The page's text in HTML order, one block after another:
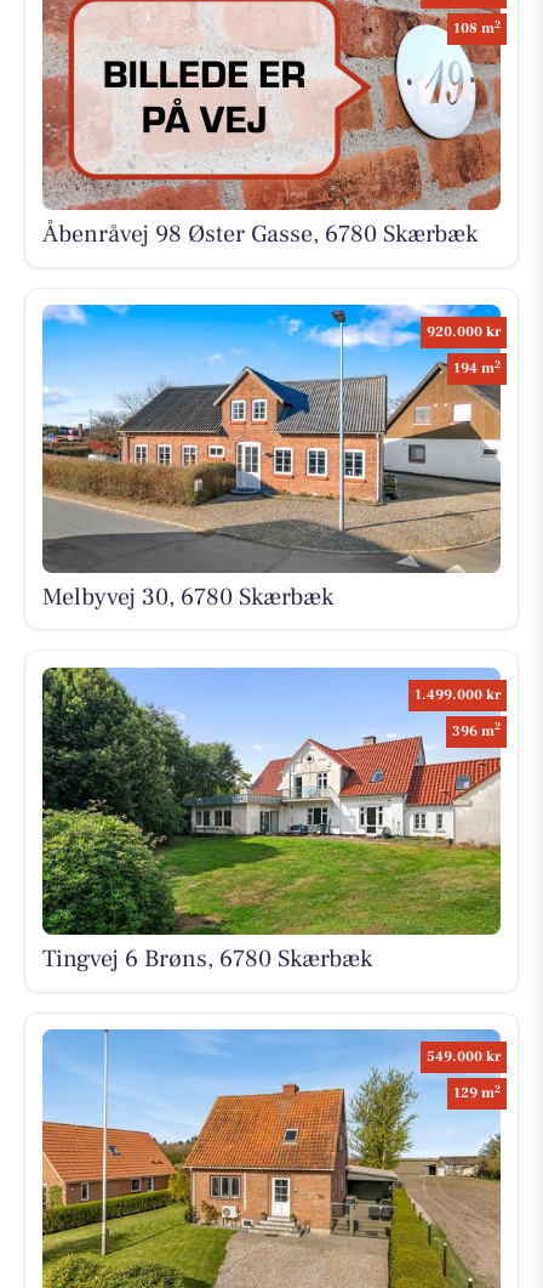
108 m2
Åbenråvej 98 Øster Gasse, 6780 Skærbæk
920.000 kr
194 m2
Melbyvej 30, 6780 Skærbæk
1.499.000 kr
396 m2
Tingvej 6 Brøns, 6780 Skærbæk
549.000 kr
129 m2